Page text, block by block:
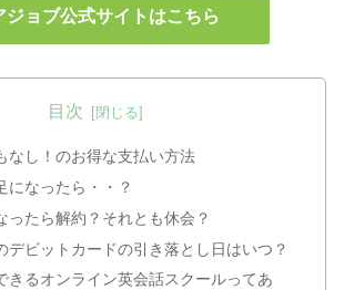
ジョブ公式サイトはこちら
目次
なし！のお得な支払い方法
になったら・・？
ったら解約？それとも休会？
デビットカードの引き落とし日はいつ？
きるオンライン英会話スクールってあ